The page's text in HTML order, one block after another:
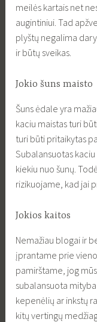
meilės kartais net
augintiniui. Tad
plyštų negalima
ir būtų sveikas.
Jokio šuns maisto
Šuns ėdale yra
kaciu maistas turi
turi būti pritaikytas
Subalansuotas
kiekiu nuo šunų.
rizikuojame, kad jai
Jokios kaitos
Nemažiau blogai ir
įprantame prie
pamirštame, jog
subalansuota
kepenėlių ar inkstų
kitų vertingų